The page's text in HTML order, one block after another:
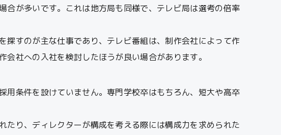
が多いです。これは地方局も同様で、テレビ局は選考の倍率
すのが主な仕事であり、テレビ番組は、制作会社によって作
社への入社を検討したほうが良い場合があります。
条件を設けていません。専門学校卒はもちろん、短大や高卒
り、ディレクターが構成を考える際には構成力を求められた